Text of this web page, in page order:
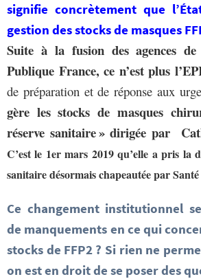
signifie concrètement que
gestion des stocks de masques
Suite à la fusion des agences de
Publique France, ce n’est plus
de préparation et de réponse aux
gère les stocks de masques
réserve sanitaire » dirigée par
C’est le 1er mars 2019 qu’elle a pris la
sanitaire désormais chapeautée par
Ce changement institutionnel
de manquements en ce qui
stocks de FFP2 ? Si rien ne
on est en droit de se poser des